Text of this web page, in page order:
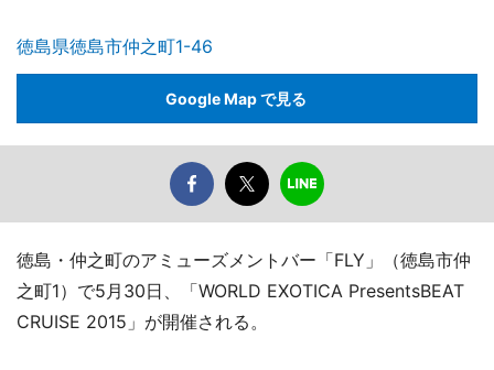
徳島県徳島市仲之町1-46
Google Map で見る
徳島・仲之町のアミューズメントバー「FLY」（徳島市仲
之町1）で5月30日、「WORLD EXOTICA PresentsBEAT
CRUISE 2015」が開催される。